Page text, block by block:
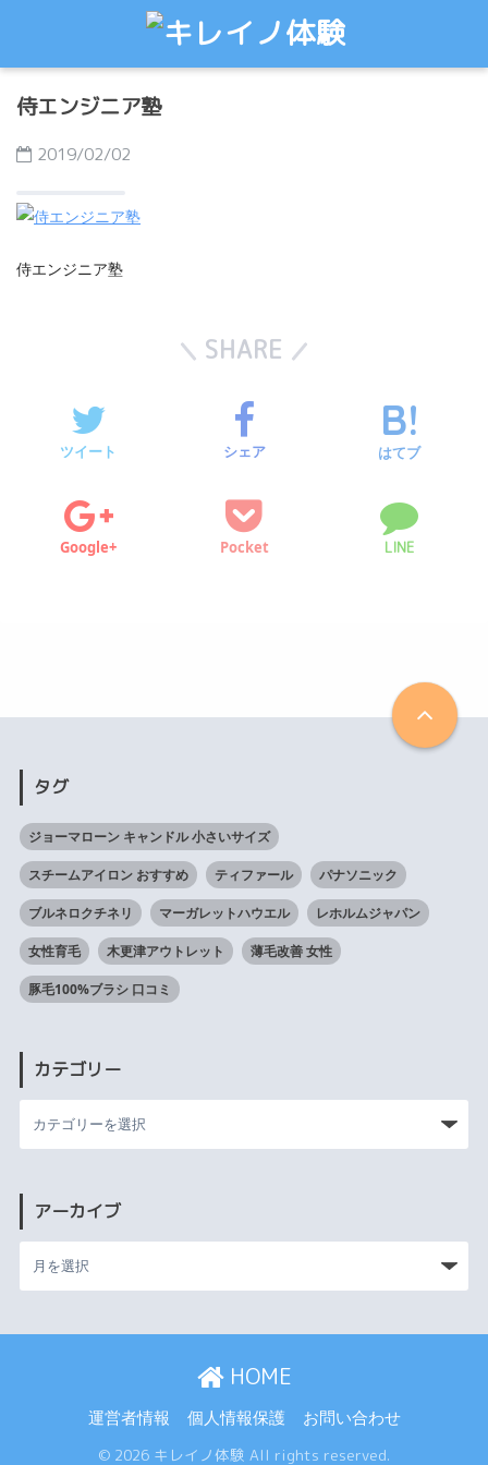
侍エンジニア塾
2019/02/02
侍エンジニア塾
SHARE
ツイート シェア はてブ
Google+ Pocket LINE
タグ
ジョーマローン キャンドル 小さいサイズ
スチームアイロン おすすめ ティファール パナソニック
ブルネロクチネリ マーガレットハウエル レホルムジャパン
女性育毛 木更津アウトレット 薄毛改善 女性
豚毛100%ブラシ 口コミ
カテゴリー
アーカイブ
HOME
運営者情報 個人情報保護 お問い合わせ
© 2026 キレイノ体験 All rights reserved.